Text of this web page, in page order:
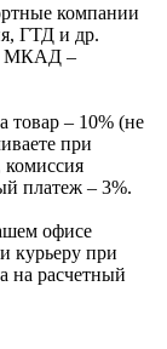
компании
ГТД и др.
МКАД –
товар – 10% (не
при
платеж – 3%.
офисе
курьеру при
на расчетный